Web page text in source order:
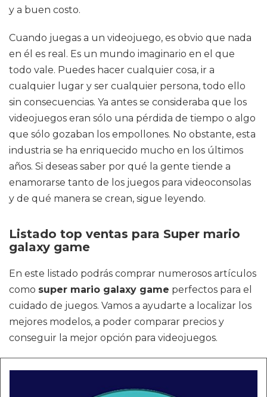
y a buen costo.
Cuando juegas a un videojuego, es obvio que nada
en él es real. Es un mundo imaginario en el que
todo vale. Puedes hacer cualquier cosa, ir a
cualquier lugar y ser cualquier persona, todo ello
sin consecuencias. Ya antes se consideraba que los
videojuegos eran sólo una pérdida de tiempo o algo
que sólo gozaban los empollones. No obstante, esta
industria se ha enriquecido mucho en los últimos
años. Si deseas saber por qué la gente tiende a
enamorarse tanto de los juegos para videoconsolas
y de qué manera se crean, sigue leyendo.
Listado top ventas para Super mario
galaxy game
En este listado podrás comprar numerosos artículos
como super mario galaxy game perfectos para el
cuidado de juegos. Vamos a ayudarte a localizar los
mejores modelos, a poder comparar precios y
conseguir la mejor opción para videojuegos.